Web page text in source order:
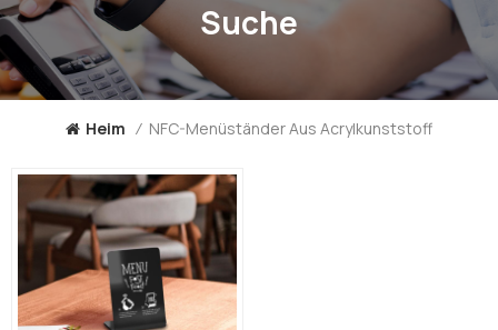
Suche
Heim / NFC-Menüständer Aus Acrylkunststoff